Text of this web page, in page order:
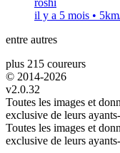
roshi
il y a 5 mois •
entre autres
plus 215 coureurs
© 2014-2026
v2.0.32
Toutes les images et
exclusive de leurs
Toutes les images et
exclusive de leurs